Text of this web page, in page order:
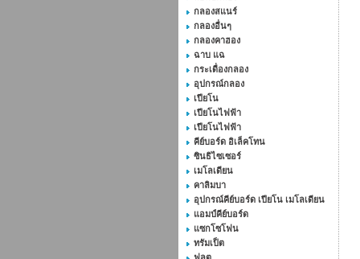
กลองสแนร์
กลองอื่นๆ
กลองคาฮอง
ฉาบ แฉ
กระเดื่องกลอง
อุปกรณ์กลอง
เปียโน
เปียโนไฟฟ้า
เปียโนไฟฟ้า
คีย์บอร์ด อิเล็คโทน
ซินธิไซเซอร์
เมโลเดียน
คาลิมบา
อุปกรณ์คีย์บอร์ด เปียโน เมโลเดียน
แอมป์คีย์บอร์ด
แซกโซโฟน
ทรัมเป็ต